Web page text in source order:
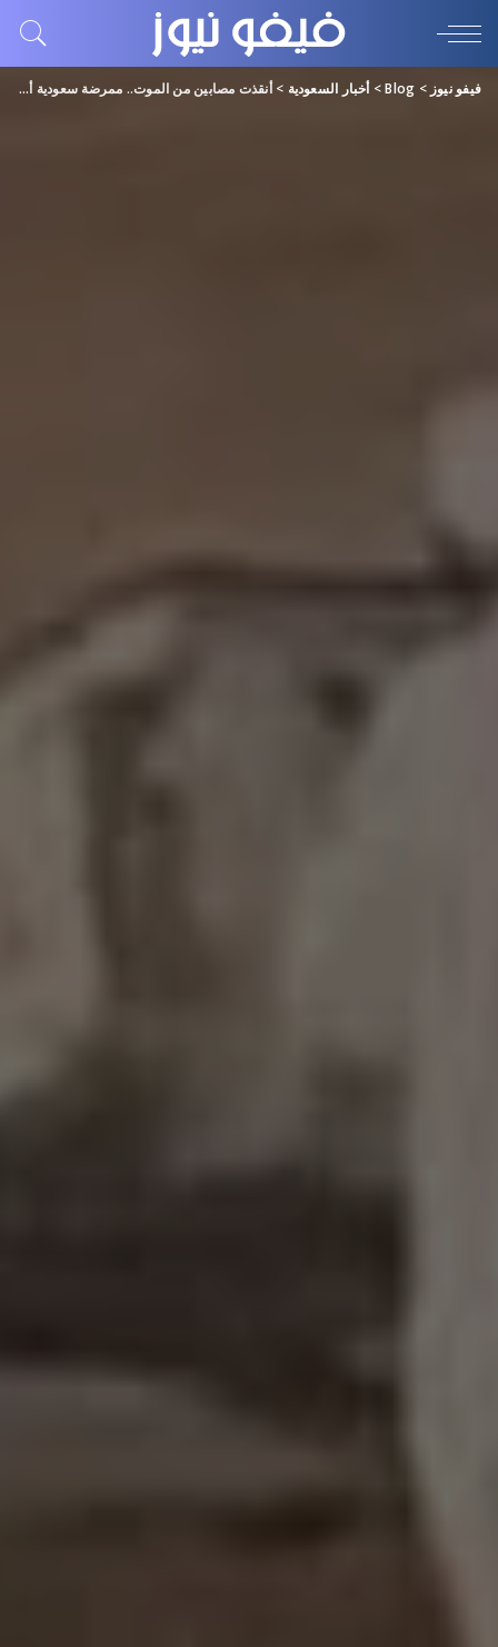
فيفو نيوز >
Blog
> أخبار السعودية >أنقذت مصابين من الموت.. ممرضة سعودية أضحت حديث الناس لجمال فعلها!